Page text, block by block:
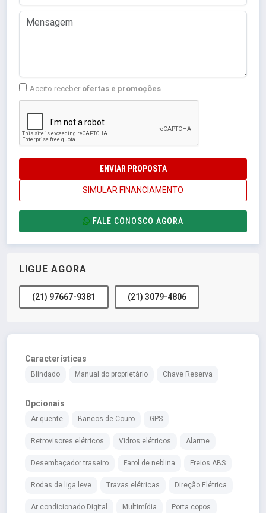
Aceito receber ofertas e promoções
ENVIAR PROPOSTA
SIMULAR FINANCIAMENTO
FALE CONOSCO AGORA
LIGUE AGORA
(21) 97667-9381 (21) 3079-4806
Características
Blindado Manual do proprietário Chave Reserva
Opcionais
Ar quente Bancos de Couro GPS
Retrovisores elétricos Vidros elétricos Alarme
Desembaçador traseiro Farol de neblina Freios ABS
Rodas de liga leve Travas elétricas Direção Elétrica
Ar condicionado Digital Multimídia Porta copos